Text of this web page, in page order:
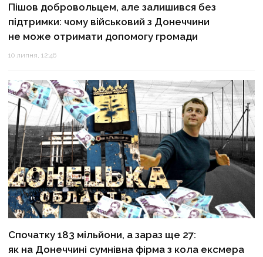
Пішов добровольцем, але залишився без
підтримки: чому військовий з Донеччини
не може отримати допомогу громади
10 липня, 12:46
Спочатку 183 мільйони, а зараз ще 27:
як на Донеччині сумнівна фірма з кола ексмера